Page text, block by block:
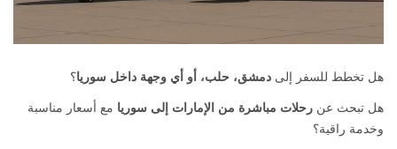
هل تخطط للسفر إلى دمشق، حلب، أو أي وجهة داخل سوريا؟
هل تبحث عن رحلات مباشرة من الإمارات إلى سوريا مع أسعار مناسبة
وخدمة راقية؟